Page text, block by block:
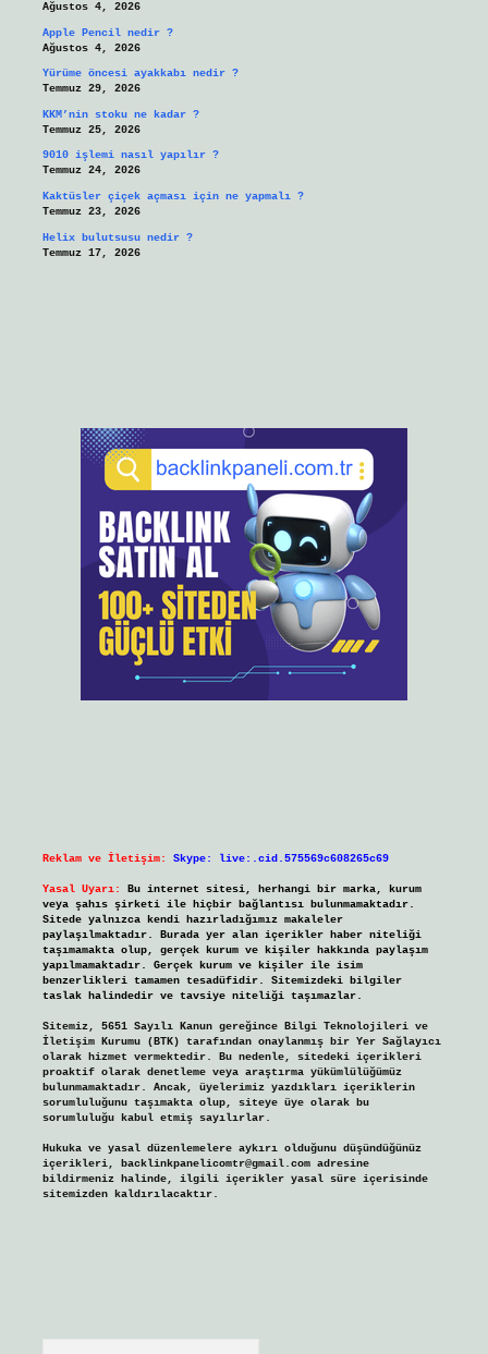
Ağustos 4, 2026
Apple Pencil nedir ?
Ağustos 4, 2026
Yürüme öncesi ayakkabı nedir ?
Temmuz 29, 2026
KKM’nin stoku ne kadar ?
Temmuz 25, 2026
9010 işlemi nasıl yapılır ?
Temmuz 24, 2026
Kaktüsler çiçek açması için ne yapmalı ?
Temmuz 23, 2026
Helix bulutsusu nedir ?
Temmuz 17, 2026
Reklam ve İletişim: Skype: live:.cid.575569c608265c69
Yasal Uyarı:
Bu internet sitesi, herhangi bir marka, kurum
veya şahıs şirketi ile hiçbir bağlantısı bulunmamaktadır.
Sitede yalnızca kendi hazırladığımız makaleler
paylaşılmaktadır. Burada yer alan içerikler haber niteliği
taşımamakta olup, gerçek kurum ve kişiler hakkında paylaşım
yapılmamaktadır. Gerçek kurum ve kişiler ile isim
benzerlikleri tamamen tesadüfidir. Sitemizdeki bilgiler
taslak halindedir ve tavsiye niteliği taşımazlar.
Sitemiz, 5651 Sayılı Kanun gereğince Bilgi Teknolojileri ve
İletişim Kurumu (BTK) tarafından onaylanmış bir Yer Sağlayıcı
olarak hizmet vermektedir. Bu nedenle, sitedeki içerikleri
proaktif olarak denetleme veya araştırma yükümlülüğümüz
bulunmamaktadır. Ancak, üyelerimiz yazdıkları içeriklerin
sorumluluğunu taşımakta olup, siteye üye olarak bu
sorumluluğu kabul etmiş sayılırlar.
Hukuka ve yasal düzenlemelere aykırı olduğunu düşündüğünüz
içerikleri, backlinkpanelicomtr@gmail.comadresine
bildirmeniz halinde, ilgili içerikler yasal süre içerisinde
sitemizden kaldırılacaktır.